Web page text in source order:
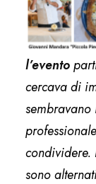
l’evento
cercava di
condividere.
sono